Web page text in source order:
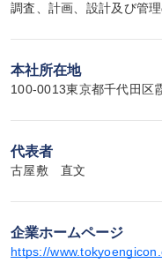
調査、計画、設計及び管
本社所在地
100-0013東京都千代田区
代表者
古屋敷　直文
企業ホームページ
https://